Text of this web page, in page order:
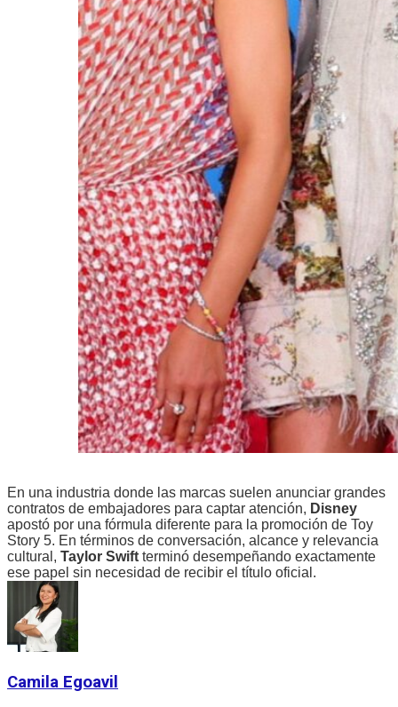
En una industria donde las marcas suelen anunciar grandes
contratos de embajadores para captar atención, Disney
apostó por una fórmula diferente para la promoción de Toy
Story 5. En términos de conversación, alcance y relevancia
cultural, Taylor Swift terminó desempeñando exactamente
ese papel sin necesidad de recibir el título oficial.
Camila Egoavil